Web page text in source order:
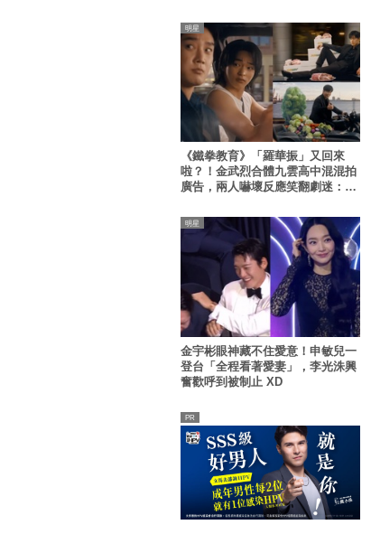
《鐵拳教育》「羅華振」又回來
啦？！金武烈合體九雲高中混混拍
廣告，兩人嚇壞反應笑翻劇迷：根
明星
金宇彬眼神藏不住愛意！申敏兒一
登台「全程看著愛妻」，李光洙興
奮歡呼到被制止 XD
明星